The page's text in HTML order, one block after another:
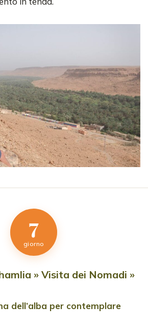
7
giorno
» Visita dei Nomadi »
dell’alba per contemplare